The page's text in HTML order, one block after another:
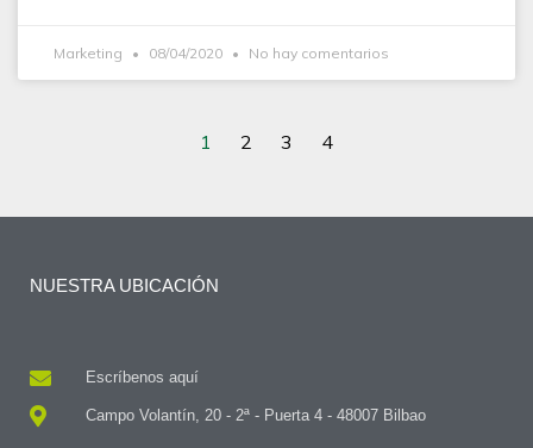
Marketing 08/04/2020 No hay comentarios
1 2 3 4
NUESTRA UBICACIÓN
Escríbenos aquí
Campo Volantín, 20 - 2ª - Puerta 4 - 48007 Bilbao